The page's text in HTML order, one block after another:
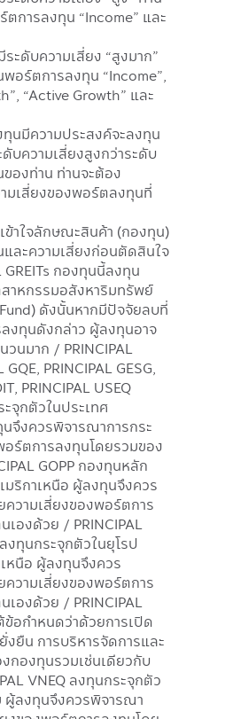
การลงทุน “Income” และ
ดับความเสี่ยง “สูงมาก”
อร์ตการลงทุน “Income”,
“Active Growth” และ
นมีความประสงค์จะลงทุน
บความเสี่ยงสูงกว่าระดับ
องท่าน ท่านจะต้อง
มเสี่ยงของพอร์ตลงทุนที่
ข้าใจลักษณะสินค้า (กองทุน)
ละความเสี่ยงก่อนตัดสินใจ
GREITs กองทุนนี้ลงทุน
าหกรรมอสังหาริมทรัพย์
ดังนั้นหากมีปัจจัยลบที่
งทุนดังกล่าว ผู้ลงทุนอาจ
นมาก / PRINCIPAL
GQE, PRINCIPAL GESG,
PRINCIPAL USEQ
จุกตัวในประเทศ
จึงควรพิจารณาการกระ
อร์ตการลงทุนโดยรวมของ
GOPP กองทุนหลัก
มริกาเหนือ ผู้ลงทุนจึงควร
ความเสี่ยงของพอร์ตการ
องด้วย / PRINCIPAL
งทุนกระจุกตัวในยุโรป
หนือ ผู้ลงทุนจึงควร
ความเสี่ยงของพอร์ตการ
องด้วย / PRINCIPAL
ข้อกำหนดว่าด้วยการเปิด
งยืน การบริหารจัดการและ
กองทุนรวมเช่นเดียวกับ
VNEQ ลงทุนกระจุกตัว
ผู้ลงทุนจึงควรพิจารณา